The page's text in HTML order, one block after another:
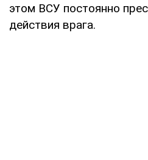
этом ВСУ постоянно
действия врага.